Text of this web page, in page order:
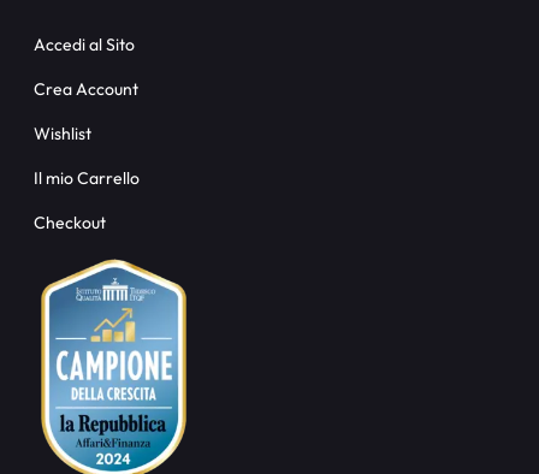
Accedi al Sito
Crea Account
Wishlist
Il mio Carrello
Checkout